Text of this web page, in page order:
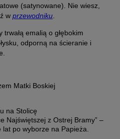
(satynowane). Nie wiesz,
w przewodniku
trwałą emalią o głębokim
odporną na ścieranie i
Matki Boskiej
na Stolicę
Najświętszej z Ostrej Bramy” –
lat po wyborze na Papieża.